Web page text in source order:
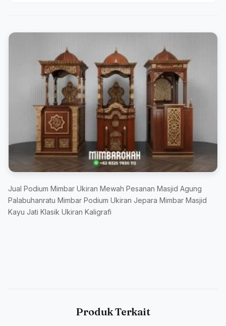
Jual Podium Mimbar Ukiran Mewah Pesanan Masjid Agung
Palabuhanratu Mimbar Podium Ukiran Jepara Mimbar Masjid
Kayu Jati Klasik Ukiran Kaligrafi
Produk Terkait